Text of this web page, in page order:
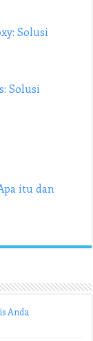
Solusi
Solusi
itu dan
Anda